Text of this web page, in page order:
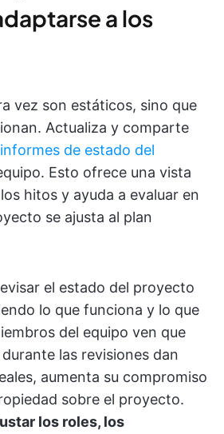
a los
vez son estáticos, sino que
Actualiza y comparte
de estado del
Esto ofrece una vista
hitos y ayuda a evaluar en
se ajusta al plan
el estado del proyecto
lo que funciona y lo que
del equipo ven que
las revisiones dan
aumenta su compromiso
sobre el proyecto.
los roles, los